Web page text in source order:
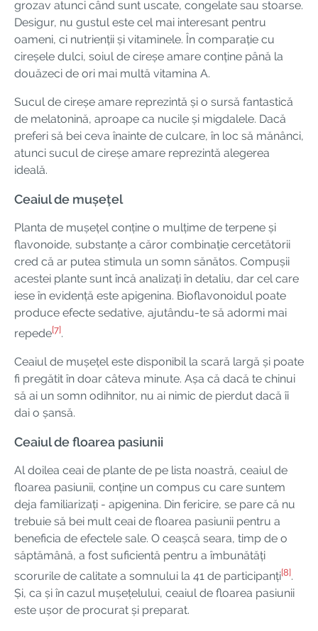
grozav atunci când sunt uscate, congelate sau stoarse.
Desigur, nu gustul este cel mai interesant pentru
oameni, ci nutrienții și vitaminele. În comparație cu
cireșele dulci, soiul de cireșe amare conține până la
douăzeci de ori mai multă vitamina A.
Sucul de cireșe amare reprezintă și o sursă fantastică
de melatonină, aproape ca nucile și migdalele. Dacă
preferi să bei ceva înainte de culcare, în loc să mănânci,
atunci sucul de cireșe amare reprezintă alegerea
ideală.
Ceaiul de mușețel
Planta de mușețel conține o mulțime de terpene și
flavonoide, substanțe a căror combinație cercetătorii
cred că ar putea stimula un somn sănătos. Compușii
acestei plante sunt încă analizați în detaliu, dar cel care
iese în evidență este apigenina. Bioflavonoidul poate
produce efecte sedative, ajutându-te să adormi mai
repede[7].
Ceaiul de mușețel este disponibil la scară largă și poate
fi pregătit în doar câteva minute. Așa că dacă te chinui
să ai un somn odihnitor, nu ai nimic de pierdut dacă îi
dai o șansă.
Ceaiul de floarea pasiunii
Al doilea ceai de plante de pe lista noastră, ceaiul de
floarea pasiunii, conține un compus cu care suntem
deja familiarizați - apigenina. Din fericire, se pare că nu
trebuie să bei mult ceai de floarea pasiunii pentru a
beneficia de efectele sale. O ceașcă seara, timp de o
săptămână, a fost suficientă pentru a îmbunătăți
scorurile de calitate a somnului la 41 de participanți[8] .
Și, ca și în cazul mușețelului, ceaiul de floarea pasiunii
este ușor de procurat și preparat.